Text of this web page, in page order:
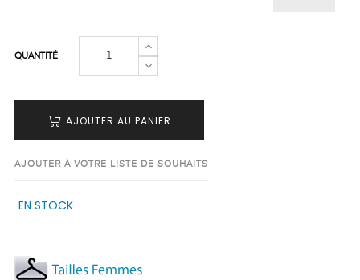
QUANTITÉ
AJOUTER AU PANIER
AJOUTER À VOTRE LISTE DE SOUHAITS
EN STOCK